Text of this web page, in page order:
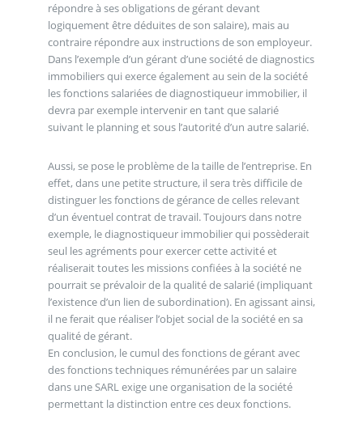
répondre à ses obligations de gérant devant
logiquement être déduites de son salaire), mais au
contraire répondre aux instructions de son employeur.
Dans l’exemple d’un gérant d’une société de diagnostics
immobiliers qui exerce également au sein de la société
les fonctions salariées de diagnostiqueur immobilier, il
devra par exemple intervenir en tant que salarié
suivant le planning et sous l’autorité d’un autre salarié.
Aussi, se pose le problème de la taille de l’entreprise. En
effet, dans une petite structure, il sera très difficile de
distinguer les fonctions de gérance de celles relevant
d’un éventuel contrat de travail. Toujours dans notre
exemple, le diagnostiqueur immobilier qui possèderait
seul les agréments pour exercer cette activité et
réaliserait toutes les missions confiées à la société ne
pourrait se prévaloir de la qualité de salarié (impliquant
l’existence d’un lien de subordination). En agissant ainsi,
il ne ferait que réaliser l’objet social de la société en sa
qualité de gérant.
En conclusion, le cumul des fonctions de gérant avec
des fonctions techniques rémunérées par un salaire
dans une SARL exige une organisation de la société
permettant la distinction entre ces deux fonctions.